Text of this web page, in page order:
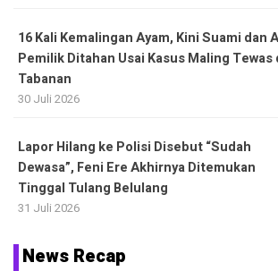
16 Kali Kemalingan Ayam, Kini Suami dan
Pemilik Ditahan Usai Kasus Maling Tewas
Tabanan
30 Juli 2026
Lapor Hilang ke Polisi Disebut “Sudah
Dewasa”, Feni Ere Akhirnya Ditemukan
Tinggal Tulang Belulang
31 Juli 2026
News Recap